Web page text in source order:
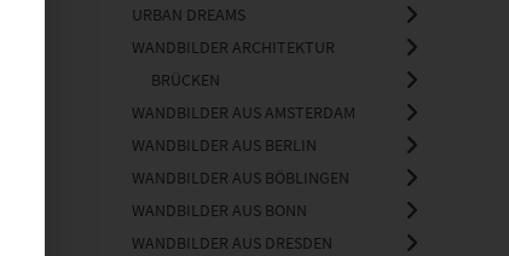
URBAN DREAMS
WANDBILDER ARCHITEKTUR
BRÜCKEN
WANDBILDER AUS AMSTERDAM
WANDBILDER AUS BERLIN
WANDBILDER AUS BÖBLINGEN
WANDBILDER AUS BONN
WANDBILDER AUS DRESDEN